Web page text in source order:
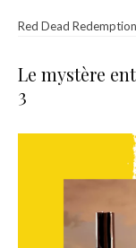
Red Dead Redemption
Le mystère
3